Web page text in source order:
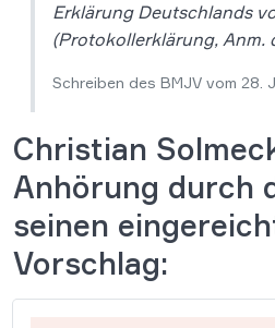
Erklärung Deutschlands
(Protokollerklärung, Anm.
Schreiben des BMJV vom 28.
Christian
Anhörung durch
seinen
Vorschlag: